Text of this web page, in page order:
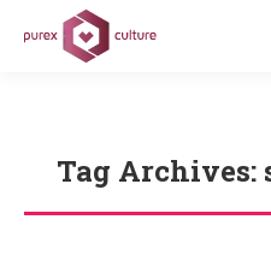
Tag Archives: